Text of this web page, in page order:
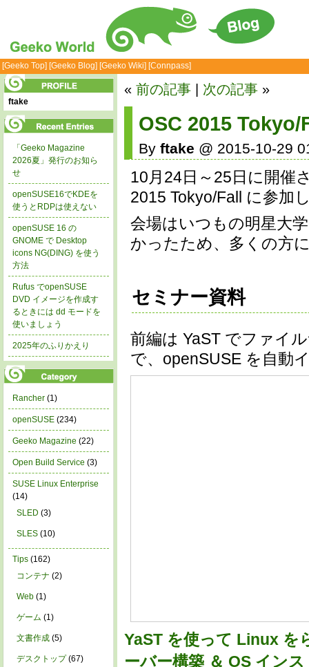
[Geeko Top] [Geeko Blog] [Geeko Wiki] [Connpass]
« 前の記事 次の記事 »
OSC 2015 Tokyo/
By ftake @ 2015-10-29
10月24日～25日に開催
2015 Tokyo/Fall に参加
会場はいつもの明星大
かったため、多くの方
セミナー資料
前編は YaST でファイ
で、openSUSE を自動
YaST を使って Linux
ーバー構築 ＆ OS イン
ftake
「Geeko Magazine
2026夏」発行のお知ら
せ
openSUSE16でKDEを
使うとRDPは使えない
openSUSE 16 の
GNOME で Desktop
icons NG(DING) を使う
方法
Rufus でopenSUSE
DVD イメージを作成す
るときには dd モードを
使いましょう
2025年のふりかえり
Rancher (1)
openSUSE (234)
Geeko Magazine (22)
Open Build Service (3)
SUSE Linux Enterprise
(14)
SLED (3)
SLES (10)
Tips (162)
コンテナ (2)
Web (1)
ゲーム (1)
文書作成 (5)
デスクトップ(67)